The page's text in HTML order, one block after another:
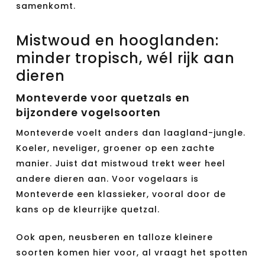
samenkomt.
Mistwoud en hooglanden:
minder tropisch, wél rijk aan
dieren
Monteverde voor quetzals en
bijzondere vogelsoorten
Monteverde voelt anders dan laagland-jungle.
Koeler, neveliger, groener op een zachte
manier. Juist dat mistwoud trekt weer heel
andere dieren aan. Voor vogelaars is
Monteverde een klassieker, vooral door de
kans op de kleurrijke quetzal.
Ook apen, neusberen en talloze kleinere
soorten komen hier voor, al vraagt het spotten